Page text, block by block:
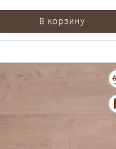
В корзину